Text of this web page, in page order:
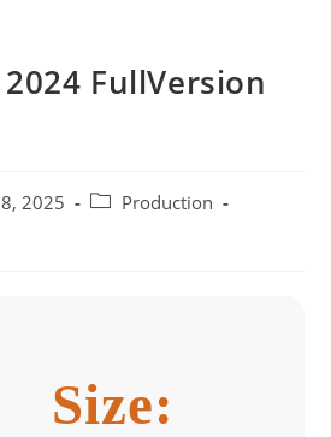
FullVersion
2025
Categoría
Production
Size: